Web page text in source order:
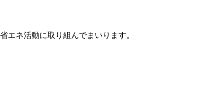
エネ活動に取り組んでまいります。